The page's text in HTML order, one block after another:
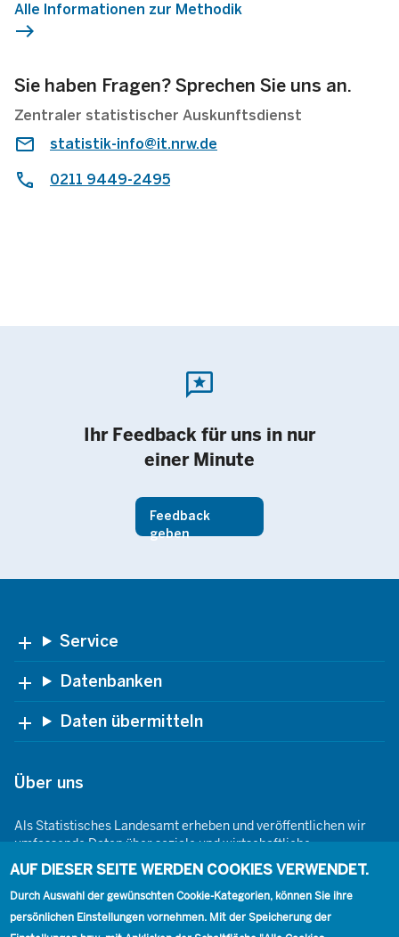
Alle Informationen zur Methodik
east
Sie haben Fragen? Sprechen Sie uns an.
Zentraler statistischer Auskunftsdienst
statistik-info@it.nrw.de
0211 9449-2495
reviews
Ihr Feedback für uns in nur
einer Minute
Feedback
geben
Footer Service
Datenbanken
Daten übermitteln
Über uns
Als Statistisches Landesamt erheben und veröffentlichen wir
umfassende Daten über soziale und wirtschaftliche
Gegebenheiten. Dabei sind wir den Grundsätzen der Neutralität,
Objektivität, wissenschaftlichen Unabhängigkeit und der
statistischen Geheimhaltung verpflichtet.
AUF DIESER SEITE WERDEN COOKIES VERWENDET.
Durch Auswahl der gewünschten Cookie-Kategorien, können Sie ihre
persönlichen Einstellungen vornehmen. Mit der Speicherung der